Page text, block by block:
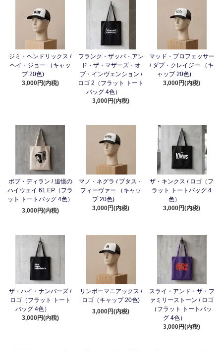
ジミ・ヘンドリックス /
ヘイ・ジョー （キャッ
プ 20色)
3,000円(内税)
フランク・ザッパ・アン
ド・ザ・マザーズ・オ
ブ・インヴェンション /
ロゴ 2（フラット トート
バッグ 4色）
3,000円(内税)
マッド・プロフェッサー
/ ダブ・クレイジー （キ
ャップ 20色)
3,000円(内税)
ボブ・ディラン / 追憶の
ハイウェイ 61 EP（フラ
ット トートバッグ 4色）
3,000円(内税)
マノ・ネグラ / プタス・
フィーヴァー （キャッ
プ 20色)
3,000円(内税)
ザ・キンクス / ロゴ（フ
ラット トートバッグ 4
色）
3,000円(内税)
ザ・ハイ・ナンバーズ /
ロゴ（フラット トート
バッグ 4色）
3,000円(内税)
リンボーマニアックス /
ロゴ（キャップ 20色)
3,000円(内税)
スライ・アンド・ザ・フ
ァミリーストーン / ロゴ
（フラット トートバッ
グ 4色）
3,000円(内税)